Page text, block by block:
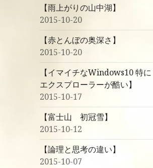
【雨上がりの山中湖】
2015-10-20
【赤とんぼの奥深さ】
2015-10-20
【イマイチなWindows10 特に
エクスプローラーが酷い】
2015-10-17
【富士山 初冠雪】
2015-10-12
【論理と思考の違い】
2015-10-07